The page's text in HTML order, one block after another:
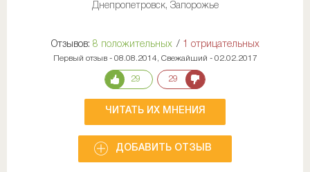
Днепропетровск, Запорожье
Отзывов: 8 положительных / 1 отрицательных
Первый отзыв - 08.08.2014, Свежайший - 02.02.2017
29 29
ЧИТАТЬ ИХ МНЕНИЯ
ДОБАВИТЬ ОТЗЫВ